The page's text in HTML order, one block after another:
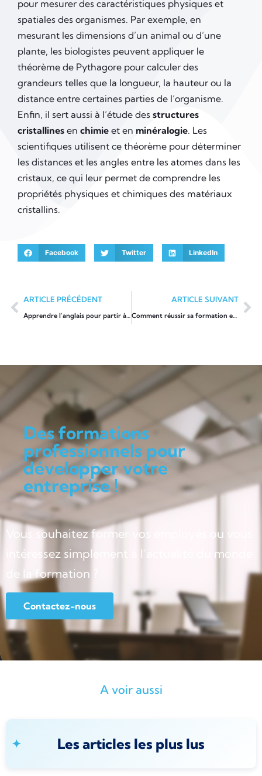
pour mesurer des caractéristiques physiques et
spatiales des organismes. Par exemple, en
mesurant les dimensions d’un animal ou d’une
plante, les biologistes peuvent appliquer le
théorème de Pythagore pour calculer des
grandeurs telles que la longueur, la hauteur ou la
distance entre certaines parties de l’organisme.
Enfin, il sert aussi à l’étude des structures
cristallines en chimie et en minéralogie. Les
scientifiques utilisent ce théorème pour déterminer
les distances et les angles entre les atomes dans les
cristaux, ce qui leur permet de comprendre les
propriétés physiques et chimiques des matériaux
cristallins.
Facebook Twitter LinkedIn
ARTICLE PRÉCÉDENT
Apprendre l’anglais pour partir à l’étranger
ARTICLE SUIVANT
Comment réussir sa formation et devenir un coach mental sportif certifié ?
Des formations
professionnels pour
développer votre
entreprise !
Vous souhaitez former vos employés ou vous
intéressez simplement à l’actualité du monde
de la formation ?
Contactez-nous
A voir aussi
Les articles les plus lus